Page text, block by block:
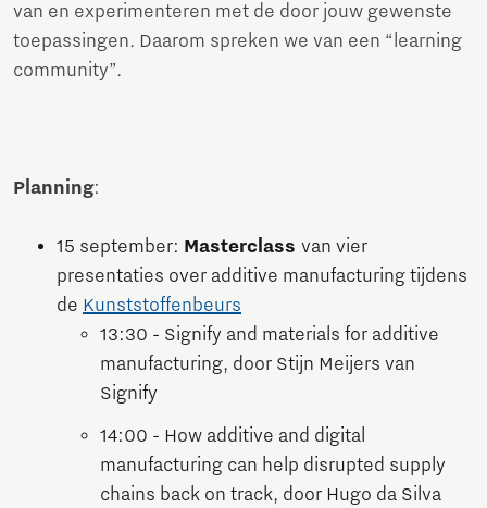
van en experimenteren met de door jouw gewenste
toepassingen. Daarom spreken we van een “learning
community”.
Planning:
15 september: Masterclass van vier
presentaties over additive manufacturing tijdens
de Kunststoffenbeurs
13:30 - Signify and materials for additive
manufacturing, door Stijn Meijers van
Signify
14:00 - How additive and digital
manufacturing can help disrupted supply
chains back on track, door Hugo da Silva